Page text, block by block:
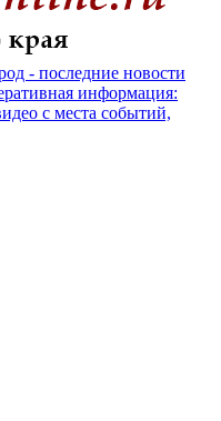
- последние новости
информация:
с места событий,